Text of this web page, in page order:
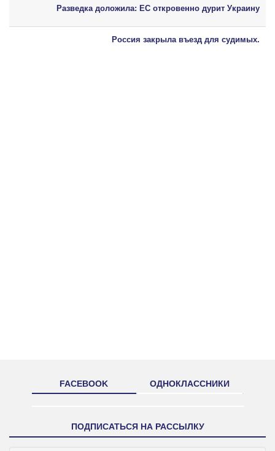
Разведка доложила: ЕС откровенно дурит Украину
Россия закрыла въезд для судимых.
FACEBOOK ОДНОКЛАССНИКИ
ПОДПИСАТЬСЯ НА РАССЫЛКУ